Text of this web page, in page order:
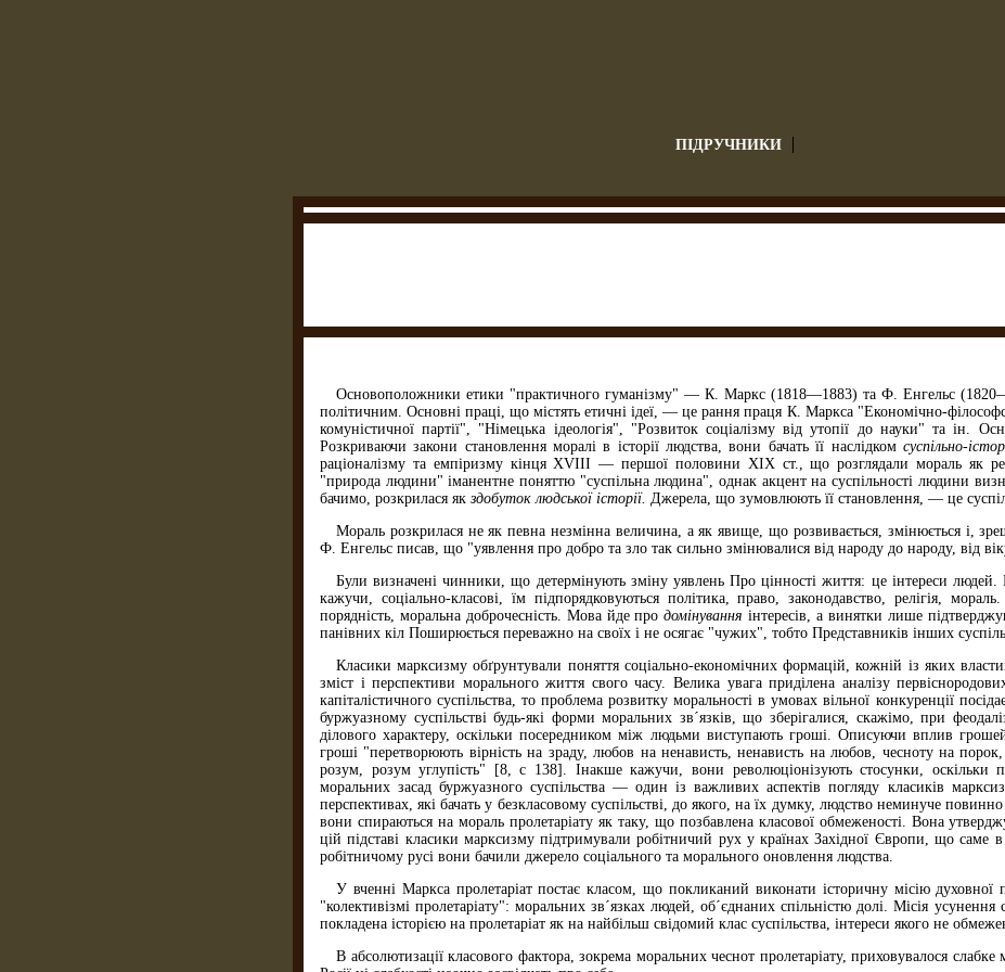
ПІДРУЧНИКИ
Основоположники етики "практичного гуманізму" — К. Маркс (1818—1883) та Ф. Енгельс
політичним. Основні праці, що містять етичні ідеї, — це рання праця К. Маркса "Економічно-
комуністичної партії", "Німецька ідеологія", "Роз­виток соціалізму від утопії до науки" та ін.
Розкриваючи за­кони становлення моралі в історії людства, вони бачать її на­слідком суспільно-
раціоналізму та емпіризму кінця XVIII — першої половини XIX ст., що розглядали мораль як
"природа людини" іманентне поняттю "суспільна людина", однак акцент на суспільності людини
бачимо, розкрилася як здобуток людської історії. Джерела, що зумовлюють її становлення, — це
Мораль розкрилася не як певна незмінна величина, а як яви­ще, що розвивається, змінюється і,
Ф. Енгельс писав, що "уявлення про добро та зло так сильно змінювалися від народу до народу, від
Були визначені чинники, що детермінують зміну уявлень Про цінності життя: це інтереси людей.
кажучи, соціально-класові, їм підпорядковуються політика, право, законодавство, релігія,
порядність, моральна доброчесність. Мова йде продо­мінуванняінтересів, а винятки лише
панівних кіл Поширюється переважно на своїх і не осягає "чужих", тобто Представників інших
Класики марксизму обґрунтували поняття соціально-еконо­мічних формацій, кожній із яких
зміст і перспективи морального життя свого часу. Велика увага приділена аналізу
капіталістичного суспільства, то проблема розвит­ку моральності в умовах вільної конкуренції
буржуазному суспільстві будь-які форми моральних зв´язків, що зберігали­ся, скажімо, при
ділового характеру, оскільки посередни­ком між людьми виступають гроші. Описуючи вплив
гроші "перетворюють вірність на зраду, любов на ненависть, ненависть на любов, чесноту на
розум, розум углупість" [8, с 138]. Інакше кажучи, вони революціонізують стосунки, ос­кільки
моральних засад буржуазного суспільства — один із важливих аспектів погляду класиків
перспективах, які бачать у безкласовому суспільстві, до якого, на їх думку, люд­ство неминуче
вони спираються на мораль пролетаріа­ту як таку, що позбавлена класової обмеженості. Вона
цій підставі класики марксизму підтримували робітничий рух у країнах Західної Європи, що
робітничому русі вони ба­чили джерело соціального та морального оновлення людства.
У вченні Маркса пролетаріат постає класом, що покликаний виконати історичну місію
"колективізмі пролета­ріату": моральних зв´язках людей, об´єднаних спільністю долі. Місія
покладена історією на пролетаріат як на найбільш свідомий клас суспільства, інтереси якого не
В абсолютизації класового фактора, зокрема моральних чес­нот пролетаріату, приховувалося